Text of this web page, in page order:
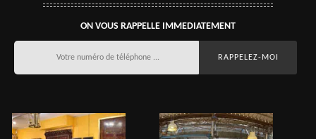
ON VOUS RAPPELLE IMMEDIATEMENT